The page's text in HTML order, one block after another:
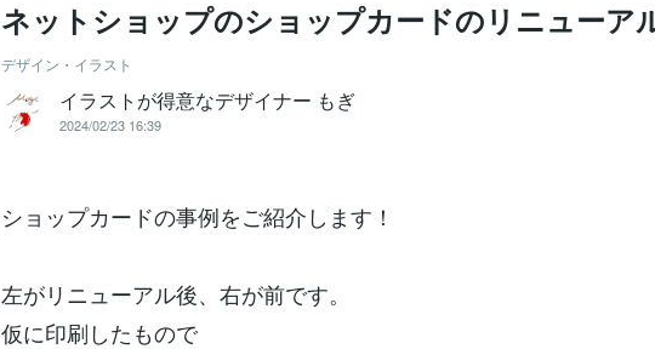
ネットショップのショップカードのリニューア
デザイン・イラスト
イラストが得意なデザイナー もぎ
2024/02/23 16:39
ショップカードの事例をご紹介します！
左がリニューアル後、右が前です。
仮に印刷したもので